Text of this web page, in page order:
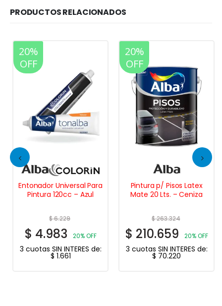
PRODUCTOS RELACIONADOS
20%
OFF
Entonador Universal Para
Pintura 120cc – Azul
$6.229
$ 4.983 20% OFF
3 cuotas SIN INTERES de:
$ 1.661
20%
OFF
Pintura p/ Pisos Latex
Mate 20 Lts. – Ceniza
$263.324
$ 210.659 20% OFF
3 cuotas SIN INTERES de:
$ 70.220